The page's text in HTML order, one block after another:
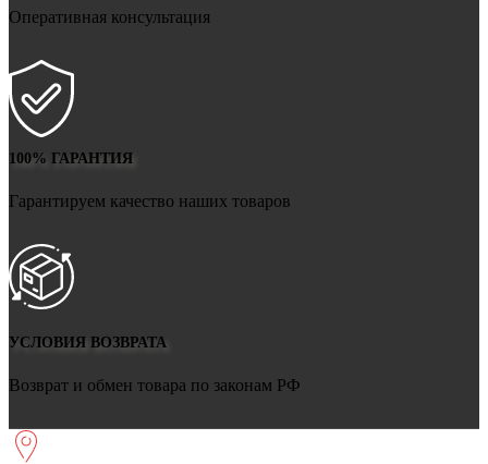
Оперативная консультация
100% ГАРАНТИЯ
Гарантируем качество наших товаров
УСЛОВИЯ ВОЗВРАТА
Возврат и обмен товара по законам РФ